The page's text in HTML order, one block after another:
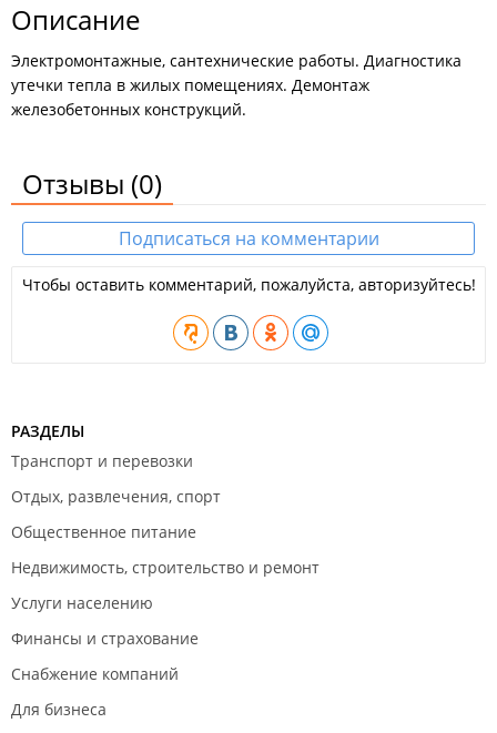
Описание
Электромонтажные, сантехнические работы. Диагностика
утечки тепла в жилых помещениях. Демонтаж
железобетонных конструкций.
Отзывы (0)
Подписаться на комментарии
Чтобы оставить комментарий, пожалуйста, авторизуйтесь!
РАЗДЕЛЫ
Транспорт и перевозки
Отдых, развлечения, спорт
Общественное питание
Недвижимость, строительство и ремонт
Услуги населению
Финансы и страхование
Снабжение компаний
Для бизнеса